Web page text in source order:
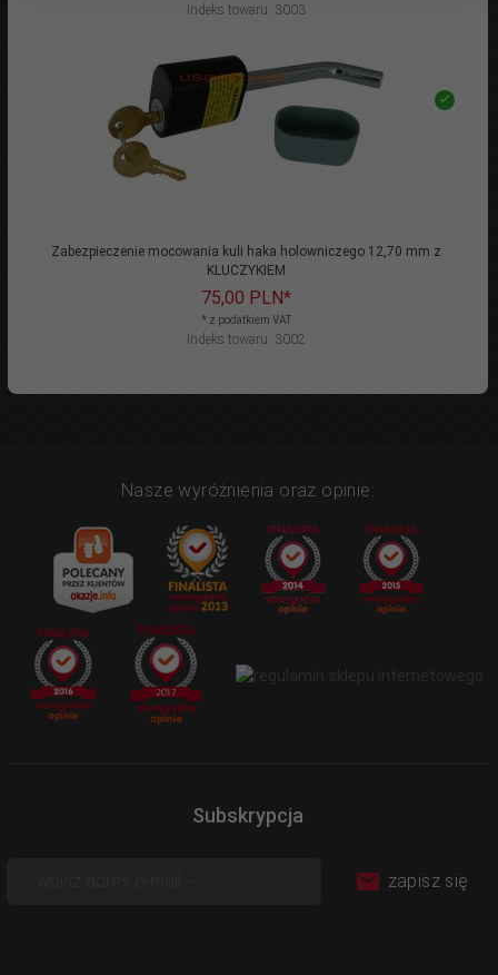
Indeks towaru: 3003
Zabezpieczenie mocowania kuli haka holowniczego 12,70 mm z
KLUCZYKIEM
75,00 PLN*
* z podatkiem VAT
Indeks towaru: 3002
Nasze wyróżnienia oraz opinie:
Subskrypcja
zapisz się